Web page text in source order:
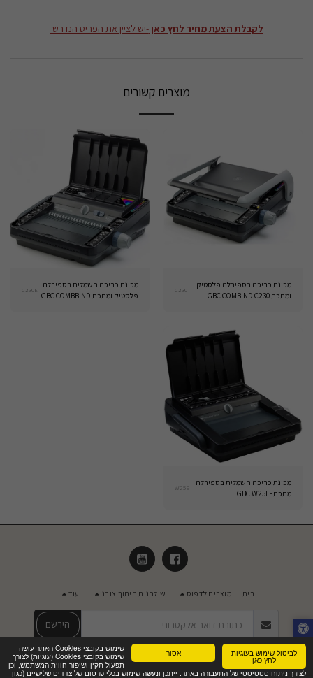
לביטול שימוש בעוגיות
לחץ כאן
אסור
שימוש בקובצי Cookies האתר עושה
שימוש בקובצי Cookies (עוגיות) לצורך
תפעול תקין ושיפור חווית המשתמש, וכן
לצורך ניתוח סטטיסטי של התעבורה באתר. ייתכן ונעשה שימוש בכלי פרסום של צדדים שלישיים (כגון
לקבלת הצעת מחיר לחץ כאן-יש לציין את הפריט הנדרש
מוצרים קשורים
מכונת כריכה בספירלה פלסטיק
ומתכת GBC COMBIND C230
C230
מכונת כריכה חשמלית בספירלה
פלסטיק ומתכת GBC COMBBIND
C230E
מכונת כריכה חשמלית בספירלה
מתכת -GBC W25E
W25E
בית מוצרים לדפוס שולחנות חיתוך צורני עוד
הירשם
זכויות יוצרים © 2026 כל הזכויות שמורות -
מאסטר שיווק ויעוץ בע"מ
מדיניות פרטיות|נגישות